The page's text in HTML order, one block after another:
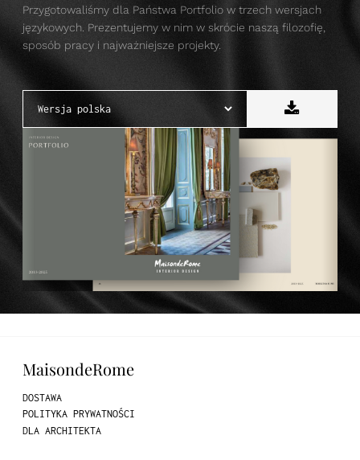
Przygotowaliśmy dla Państwa Portfolio w trzech wersjach
językowych. Prezentujemy w nim w skrócie naszą filozofię,
sposób pracy i najważniejsze projekty.
MaisondeRome
DOSTAWA
POLITYKA PRYWATNOŚCI
DLA ARCHITEKTA